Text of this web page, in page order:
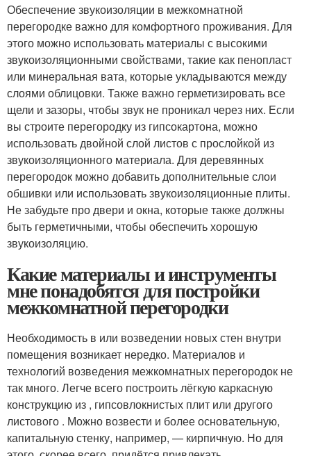
Обеспечение звукоизоляции в межкомнатной
перегородке важно для комфортного проживания. Для
этого можно использовать материалы с высокими
звукоизоляционными свойствами, такие как пенопласт
или минеральная вата, которые укладываются между
слоями облицовки. Также важно герметизировать все
щели и зазоры, чтобы звук не проникал через них. Если
вы строите перегородку из гипсокартона, можно
использовать двойной слой листов с прослойкой из
звукоизоляционного материала. Для деревянных
перегородок можно добавить дополнительные слои
обшивки или использовать звукоизоляционные плиты.
Не забудьте про двери и окна, которые также должны
быть герметичными, чтобы обеспечить хорошую
звукоизоляцию.
Какие материалы и инструменты
мне понадобятся для постройки
межкомнатной перегородки
Необходимость в или возведении новых стен внутри
помещения возникает нередко. Материалов и
технологий возведения межкомнатных перегородок не
так много. Легче всего построить лёгкую каркасную
конструкцию из , гипсовлокнистых плит или другого
листового . Можно возвести и более основательную,
капитальную стенку, например, — кирпичную. Но для